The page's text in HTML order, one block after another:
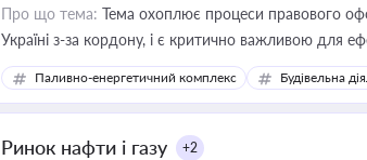
Про що тема: Тема охоплює процеси правового
Україні з-за кордону, і є критично важливою для
інфраструктурних проєктів
Паливно-енергетичний комплекс Будівельна
Ринок нафти і газу +2